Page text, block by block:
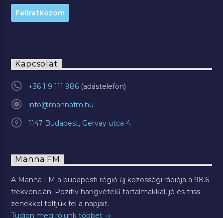
Kapcsolat
+36 1 9 111 986
info@mannafm.hu
1147 Budapest, Gervay utca 4.
Manna FM
A Manna FM a budapesti régió új közösségi rádiója a 98.6
frekvencián. Pozitív hangvételű tartalmakkal, jó és friss
zenékkel töltjük fel a napjait.
Tudjon meg rólunk többet